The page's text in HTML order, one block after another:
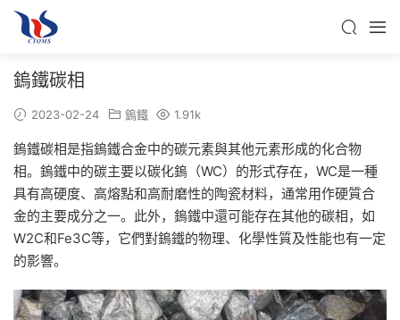
鎢鐵碳相
2023-02-24 鎢鐵 1.91k
鎢鐵碳相是指鎢鐵合金中的碳元素與其他元素形成的化合物
相。鎢鐵中的碳主要以碳化鎢（WC）的形式存在，WC是一種
具有高硬度、高熔點和高耐磨性的陶瓷材料，通常用作硬質合
金的主要成分之一。此外，鎢鐵中還可能存在其他的碳相，如
W2C和Fe3C等，它們對鎢鐵的物理、化學性質及性能也有一定
的影響。